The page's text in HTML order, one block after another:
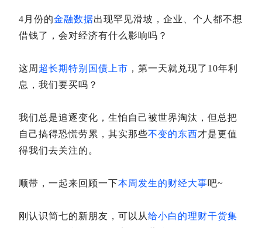
4月份的金融数据出现罕见滑坡，企业、个人都不想
借钱了，会对经济有什么影响吗？
这周 超长期特别国债上市 ，第一天就兑现了10年利
息，我们要买吗？
我们总是追逐变化，生怕自己被世界淘汰，但总把
自己搞得恐慌劳累，其实那些不变的东西才是更值
得我们去关注的。
顺带，一起来回顾一下本周发生的财经大事吧~
刚认识简七的新朋友，可以从给小白的理财干货集